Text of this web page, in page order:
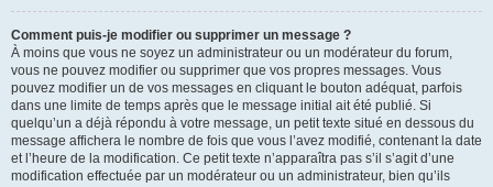
Comment puis-je modifier ou supprimer un message ?
À moins que vous ne soyez un administrateur ou un modérateur du forum,
vous ne pouvez modifier ou supprimer que vos propres messages. Vous
pouvez modifier un de vos messages en cliquant le bouton adéquat, parfois
dans une limite de temps après que le message initial ait été publié. Si
quelqu’un a déjà répondu à votre message, un petit texte situé en dessous du
message affichera le nombre de fois que vous l’avez modifié, contenant la date
et l’heure de la modification. Ce petit texte n’apparaîtra pas s’il s’agit d’une
modification effectuée par un modérateur ou un administrateur, bien qu’ils